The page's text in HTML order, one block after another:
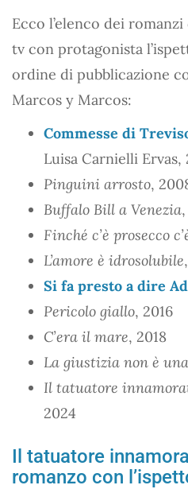
Ecco l’elenco dei
tv con protagonista
ordine di pubblicazione
Marcos y Marcos:
Commesse di
Luisa Carnielli Ervas,
Pinguini arrosto,
Buffalo Bill a Venezia
Finché c’è prosecco
L’amore è idrosolubile
Si fa presto a dire
Pericolo giallo, 2016
C’era il mare, 2018
La giustizia non è
Il tatuatore
2024
Il tatuatore
romanzo con